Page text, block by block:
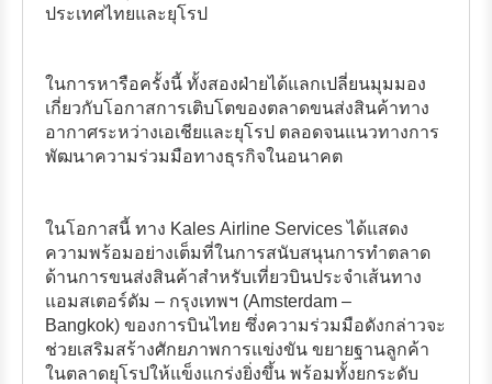
ประเทศไทยและยุโรป
ในการหารือครั้งนี้ ทั้งสองฝ่ายได้แลกเปลี่ยนมุมมอง
เกี่ยวกับโอกาสการเติบโตของตลาดขนส่งสินค้าทาง
อากาศระหว่างเอเชียและยุโรป ตลอดจนแนวทางการ
พัฒนาความร่วมมือทางธุรกิจในอนาคต
ในโอกาสนี้ ทาง Kales Airline Services ได้แสดง
ความพร้อมอย่างเต็มที่ในการสนับสนุนการทำตลาด
ด้านการขนส่งสินค้าสำหรับเที่ยวบินประจำเส้นทาง
แอมสเตอร์ดัม – กรุงเทพฯ (Amsterdam –
Bangkok) ของการบินไทย ซึ่งความร่วมมือดังกล่าวจะ
ช่วยเสริมสร้างศักยภาพการแข่งขัน ขยายฐานลูกค้า
ในตลาดยุโรปให้แข็งแกร่งยิ่งขึ้น พร้อมทั้งยกระดับ